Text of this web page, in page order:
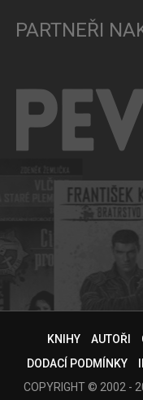
PARTNEŘI
KNIHY AUTOŘI
DODACÍ PODMÍNKY
COPYRIGHT © 2002 -